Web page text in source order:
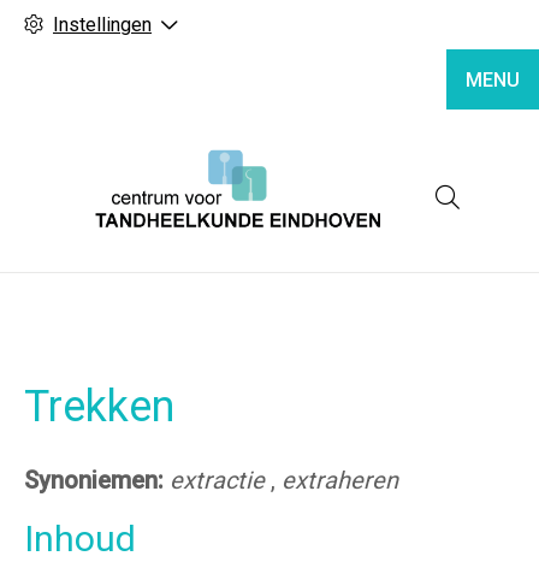
Instellingen
MENU
Trekken
Synoniemen: extractie, extraheren
Inhoud